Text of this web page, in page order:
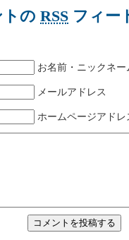
の RSS フィー
お名前・ニックネー
メールアドレス
ホームページアドレ